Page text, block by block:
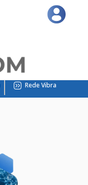
Rede Vibra